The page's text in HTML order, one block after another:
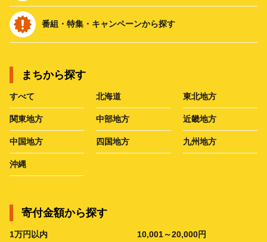
番組・特集・キャンペーンから探す
まちから探す
すべて 北海道 東北地方
関東地方 中部地方 近畿地方
中国地方 四国地方 九州地方
沖縄
寄付金額から探す
1万円以内 10,001～20,000円